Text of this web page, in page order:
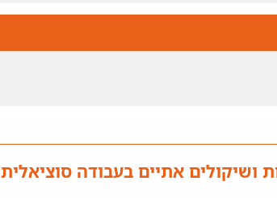
ושיקולים אתיים בעבודה סוציאלית